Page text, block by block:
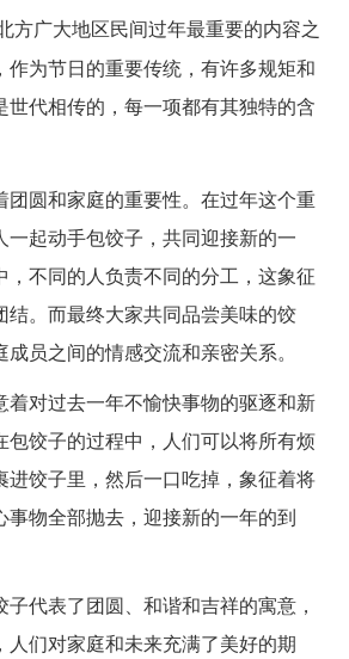
方广大地区民间过年最重要的内容之
作为节日的重要传统，有许多规矩和
世代相传的，每一项都有其独特的含
团圆和家庭的重要性。在过年这个重
一起动手包饺子，共同迎接新的一
，不同的人负责不同的分工，这象征
结。而最终大家共同品尝美味的饺
员之间的情感交流和亲密关系。
着对过去一年不愉快事物的驱逐和新
包饺子的过程中，人们可以将所有烦
进饺子里，然后一口吃掉，象征着将
事物全部抛去，迎接新的一年的到
代表了团圆、和谐和吉祥的寓意，
人们对家庭和未来充满了美好的期